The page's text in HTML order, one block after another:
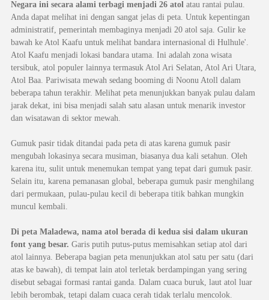
Negara ini secara alami terbagi menjadi 26 atol atau rantai pulau.
Anda dapat melihat ini dengan sangat jelas di peta. Untuk kepentingan
administratif, pemerintah membaginya menjadi 20 atol saja. Gulir ke
bawah ke Atol Kaafu untuk melihat bandara internasional di Hulhule'.
Atol Kaafu menjadi lokasi bandara utama. Ini adalah zona wisata
tersibuk, atol populer lainnya termasuk Atol Ari Selatan, Atol Ari Utara,
Atol Baa. Pariwisata mewah sedang booming di Noonu Atoll dalam
beberapa tahun terakhir. Melihat peta menunjukkan banyak pulau dalam
jarak dekat, ini bisa menjadi salah satu alasan untuk menarik investor
dan wisatawan di sektor mewah.
Gumuk pasir tidak ditandai pada peta di atas karena gumuk pasir
mengubah lokasinya secara musiman, biasanya dua kali setahun. Oleh
karena itu, sulit untuk menemukan tempat yang tepat dari gumuk pasir.
Selain itu, karena pemanasan global, beberapa gumuk pasir menghilang
dari permukaan, pulau-pulau kecil di beberapa titik bahkan mungkin
muncul kembali.
Di peta Maladewa, nama atol berada di kedua sisi dalam ukuran
font yang besar. Garis putih putus-putus memisahkan setiap atol dari
atol lainnya. Beberapa bagian peta menunjukkan atol satu per satu (dari
atas ke bawah), di tempat lain atol terletak berdampingan yang sering
disebut sebagai formasi rantai ganda. Dalam cuaca buruk, laut atol luar
lebih berombak, tetapi dalam cuaca cerah tidak terlalu mencolok.